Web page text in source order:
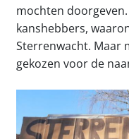
mochten
kanshebbers,
Sterrenwacht. Maar
gekozen voor de